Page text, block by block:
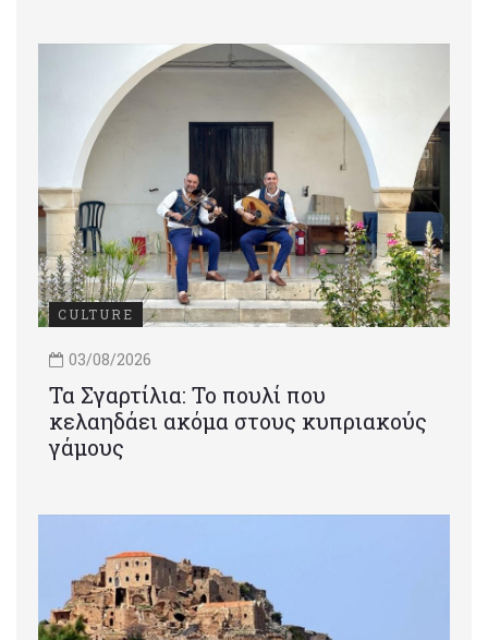
CULTURE
03/08/2026
Τα Σγαρτίλια: Το πουλί που
κελαηδάει ακόμα στους κυπριακούς
γάμους